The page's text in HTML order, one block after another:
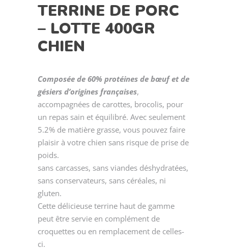
TERRINE DE PORC
– LOTTE 400GR
CHIEN
Composée de 60% protéines de bœuf et de
gésiers d’origines françaises,
accompagnées de carottes, brocolis, pour
un repas sain et équilibré. Avec seulement
5.2% de matière grasse, vous pouvez faire
plaisir à votre chien sans risque de prise de
poids.
sans carcasses, sans viandes déshydratées,
sans conservateurs, sans céréales, ni
gluten.
Cette délicieuse terrine haut de gamme
peut être servie en complément de
croquettes ou en remplacement de celles-
ci.